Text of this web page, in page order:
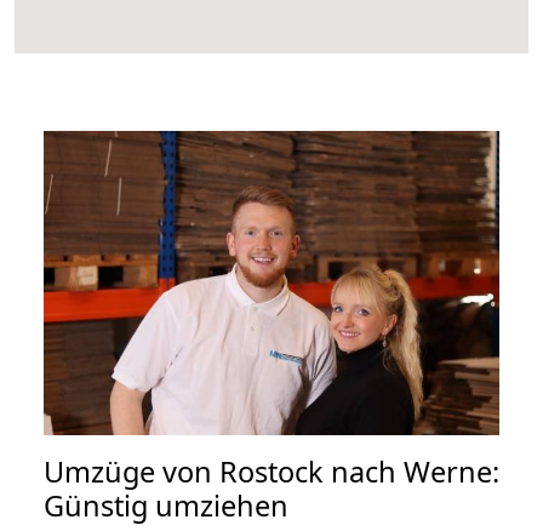
Umzüge von Rostock nach Werne:
Günstig umziehen